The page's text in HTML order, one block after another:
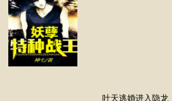
叶天逃婚进入隐龙